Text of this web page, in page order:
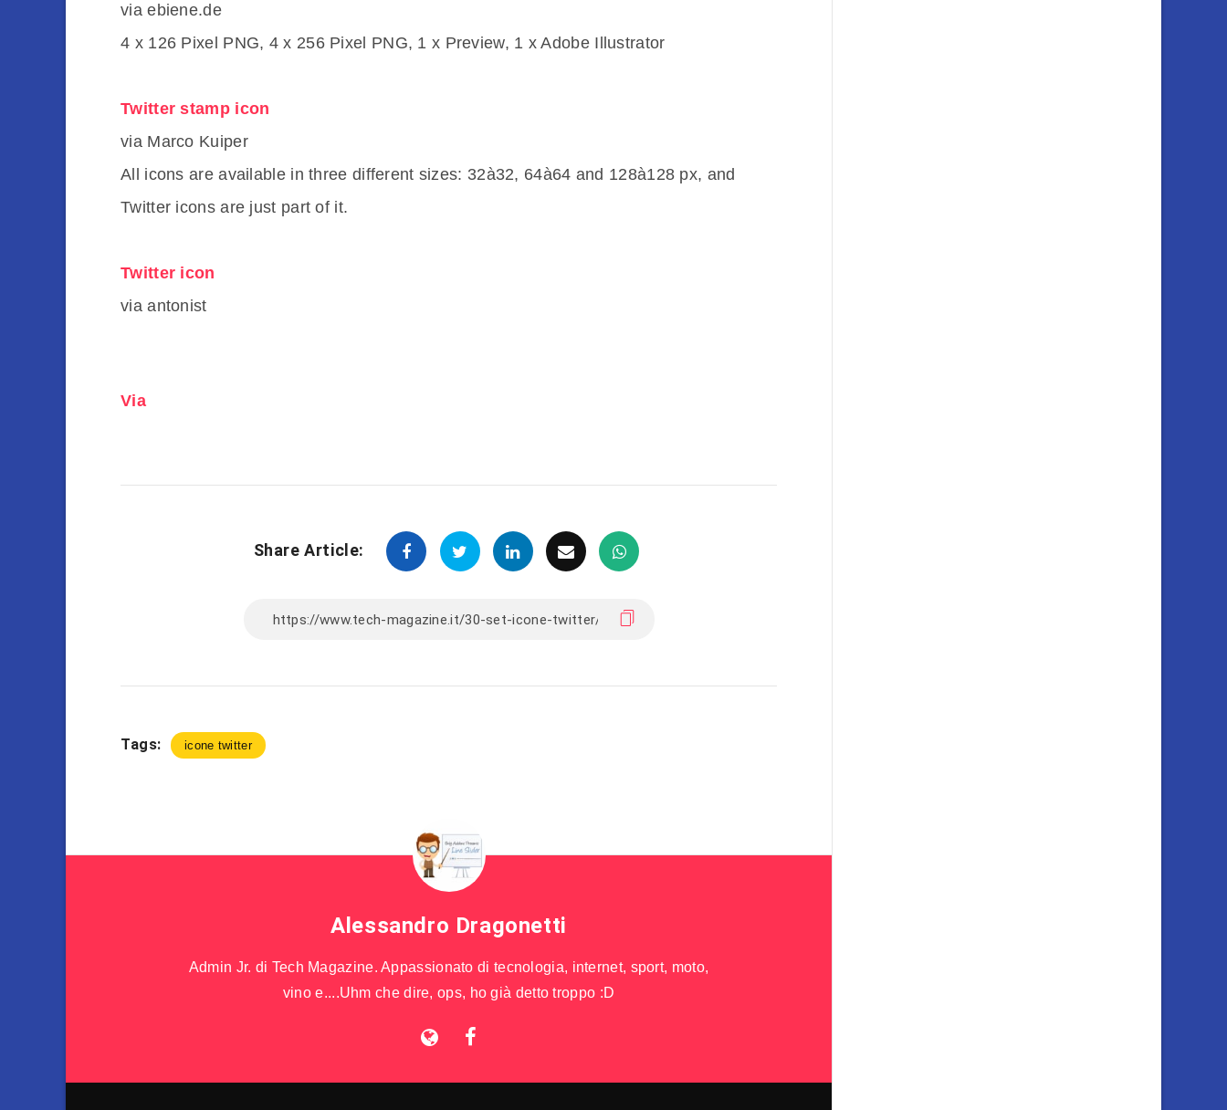
via ebiene.de
4 x 126 Pixel PNG, 4 x 256 Pixel PNG, 1 x Preview, 1 x Adobe Illustrator
Twitter stamp icon
via Marco Kuiper
All icons are available in three different sizes: 32à32, 64à64 and 128à128 px, and
Twitter icons are just part of it.
Twitter icon
via antonist
Via
Share Article:
Tags: icone twitter
Alessandro Dragonetti
Admin Jr. di Tech Magazine. Appassionato di tecnologia, internet, sport, moto,
vino e....Uhm che dire, ops, ho già detto troppo :D